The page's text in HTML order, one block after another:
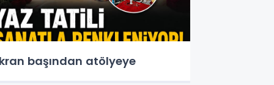
başından atölyeye